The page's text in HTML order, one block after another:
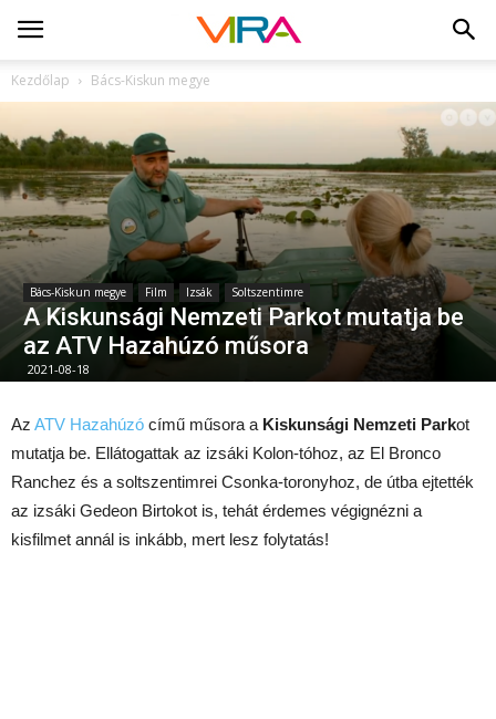
Kezdőlap Bács-Kiskun megye
Bács-Kiskun megye Film Izsák Soltszentimre
A Kiskunsági Nemzeti Parkot mutatja be
az ATV Hazahúzó műsora
2021-08-18
Az ATV Hazahúzó című műsora a Kiskunsági Nemzeti Parkot
mutatja be. Ellátogattak az izsáki Kolon-tóhoz, az El Bronco
Ranchez és a soltszentimrei Csonka-toronyhoz, de útba ejtették
az izsáki Gedeon Birtokot is, tehát érdemes végignézni a
kisfilmet annál is inkább, mert lesz folytatás!